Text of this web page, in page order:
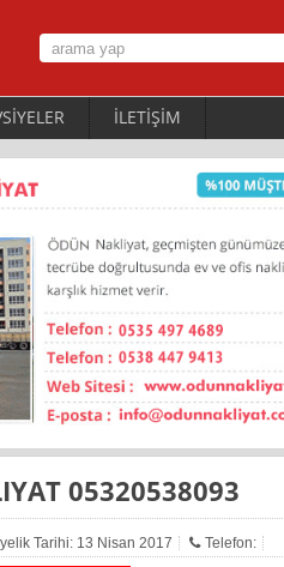
İLETİŞİM
05320538093
Tarihi: 13 Nisan 2017 Telefon: